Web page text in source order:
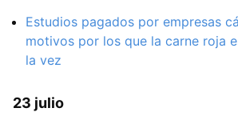
Estudios pagados por empresas
motivos por los que la carne roja
la vez
23 julio